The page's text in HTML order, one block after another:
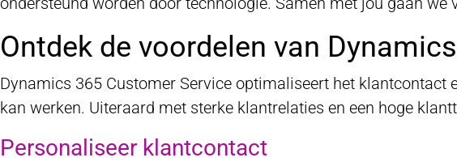
Ontdek de voordelen van
Dynamics 365 Customer Service optimaliseert het
kan werken. Uiteraard met sterke klantrelaties en een hoge
Personaliseer klantcontact